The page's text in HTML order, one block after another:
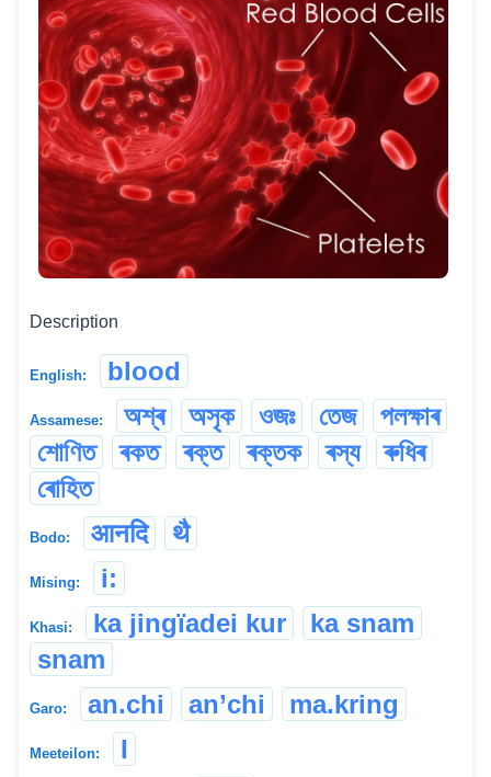
Description
English: blood
Assamese: অশ্ৰ অসৃক ওজঃ তেজ
পলক্ষাৰ
শোণিত
ৰকত ৰক্ত ৰক্তক ৰস্য
ৰুধিৰ
ৰোহিত
Bodo: आनदि थै
Mising: i:
Khasi: ka jingïadei kur
ka snam
snam
Garo: an.chi an’chi ma.kring
Meeteilon: I